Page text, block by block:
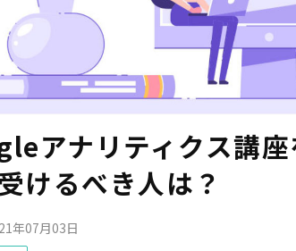
アナリティクス講
けるべき人は？
年07月03日